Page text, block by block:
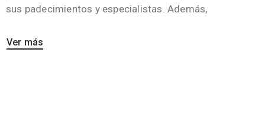
sus padecimientos y especialistas. Además,
Ver más